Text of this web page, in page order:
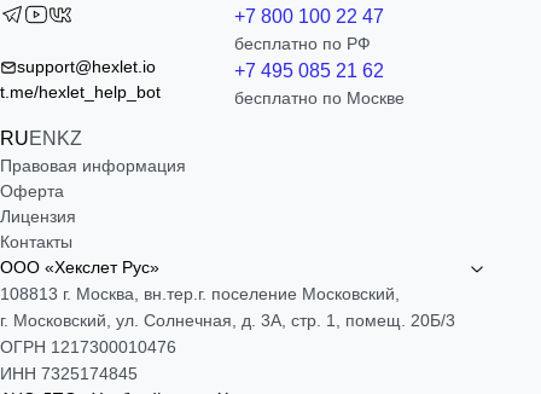
support@hexlet.io
t.me/hexlet_help_bot
RUEN KZ
+7 800 100 22 47
бесплатно по РФ
+7 495 085 21 62
бесплатно по Москве
Правовая информация
Оферта
Лицензия
Контакты
ООО «Хекслет Рус»
108813 г. Москва, вн.тер.г. поселение Московский,
г. Московский, ул. Солнечная, д. 3А, стр. 1, помещ. 20Б/3
ОГРН 1217300010476
ИНН 7325174845